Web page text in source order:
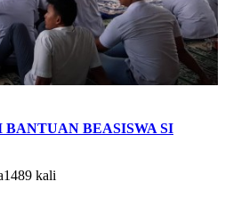
BANTUAN BEASISWA SI
kali